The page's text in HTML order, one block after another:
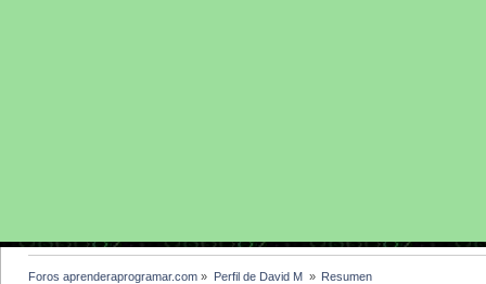
Foros aprenderaprogramar.com » Perfil de David M » Resumen